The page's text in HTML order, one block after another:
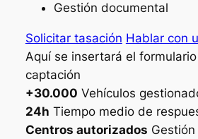
Gestión documental
Solicitar tasación Hablar con
Aquí se insertará el
captación
+30.000 Vehículos
24h Tiempo medio de
Centros autorizados